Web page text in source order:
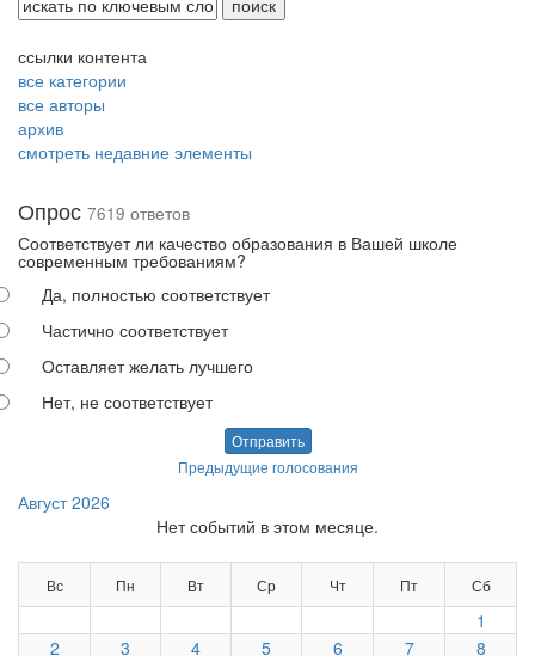
ссылки контента
все категории
все авторы
архив
смотреть недавние элементы
Опрос 7619 ответов
Соответствует ли качество образования в Вашей школе
современным требованиям?
Да, полностью соответствует
Частично соответствует
Оставляет желать лучшего
Нет, не соответствует
Отправить
Предыдущие голосования
Август 2026
Нет событий в этом месяце.
Вс Пн Вт Ср Чт Пт Сб
1
2
3 4 5 6 7 8